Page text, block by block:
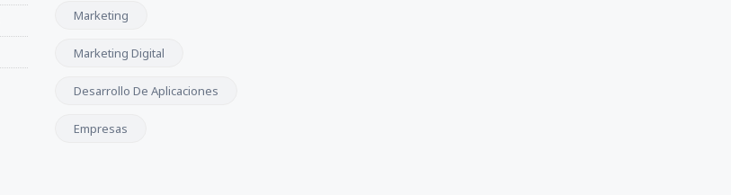
Marketing
Marketing Digital
Desarrollo De Aplicaciones
Empresas